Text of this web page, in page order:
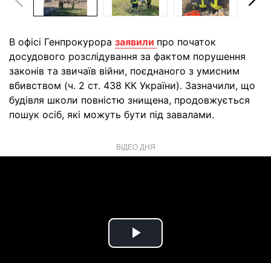
В офісі Генпрокурора заявили про початок
досудового розслідування за фактом порушення
законів та звичаїв війни, поєднаного з умисним
вбивством (ч. 2 ст. 438 КК України). Зазначили, що
будівля школи повністю знищена, продовжується
пошук осіб, які можуть бути під завалами.
ВІДЕО ДНЯ
Play